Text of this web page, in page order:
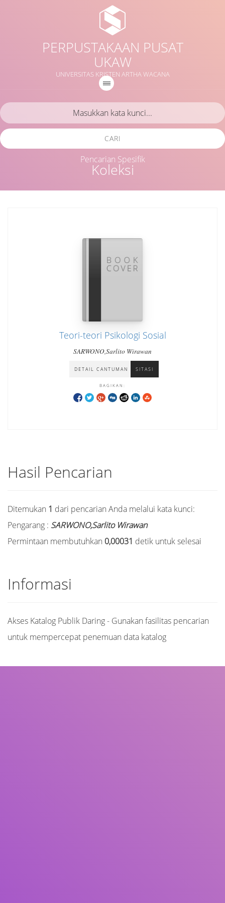
PERPUSTAKAAN PUSAT
UKAW
UNIVERSITAS KRISTEN ARTHA WACANA
Koleksi
CARI
Pencarian Spesifik
Teori-teori Psikologi Sosial
SARWONO,Sarlito Wirawan
DETAIL CANTUMAN SITASI
BAGIKAN:
Hasil Pencarian
Ditemukan 1 dari pencarian Anda melalui kata kunci:
Pengarang : SARWONO,Sarlito Wirawan
Permintaan membutuhkan 0,00031 detik untuk selesai
Informasi
Akses Katalog Publik Daring - Gunakan fasilitas pencarian
untuk mempercepat penemuan data katalog